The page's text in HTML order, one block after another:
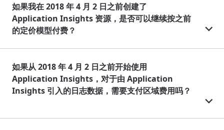
如果我在 2018 年 4 月 2 日之前创建了
Application Insights 资源，是否可以继续按之前
的定价模型付费？
如果从 2018 年 4 月 2 日之前开始使用
Application Insights，对于由 Application
Insights 引入的日志数据，需要支付区域费用吗？